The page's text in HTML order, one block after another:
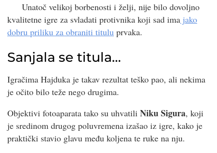
Unatoč velikoj borbenosti i želji, nije bilo dovoljno
kvalitetne igre za svladati protivnika koji sad ima jako
dobru priliku za obraniti titulu prvaka.
Sanjala se titula…
Igračima Hajduka je takav rezultat teško pao, ali nekima
je očito bilo teže nego drugima.
Objektivi fotoaparata tako su uhvatili Niku Sigura, koji
je sredinom drugog poluvremena izašao iz igre, kako je
praktički stavio glavu među koljena te ruke na nju.